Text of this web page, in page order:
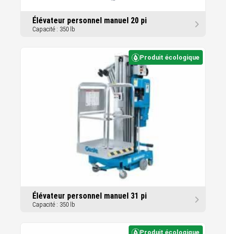
Élévateur personnel manuel 20 pi
Capacité : 350 lb
Élévateur personnel manuel 31 pi
Capacité : 350 lb
Produit écologique
Produit écologique